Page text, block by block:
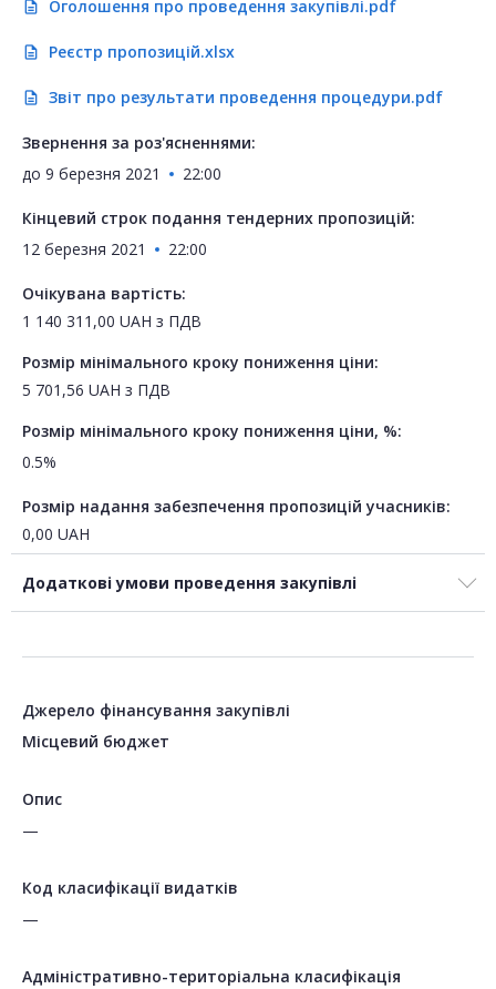
description Оголошення про проведення закупівлі.pdf
description Реєстр пропозицій.xlsx
description Звіт про результати проведення процедури.pdf
Звернення за роз'ясненнями:
до 9 березня 2021 22:00
Кінцевий строк подання тендерних пропозицій:
12 березня 2021
22:00
Очікувана вартість:
1 140 311,00 UAH з ПДВ
Розмір мінімального кроку пониження ціни:
5 701,56 UAH з ПДВ
Розмір мінімального кроку пониження ціни, %:
0.5%
Розмір надання забезпечення пропозицій учасників:
0,00 UAH
Додаткові умови проведення закупівлі
Джерело фінансування закупівлі
Місцевий бюджет
Опис
—
Код класифікації видатків
—
Адміністративно-територіальна класифікація